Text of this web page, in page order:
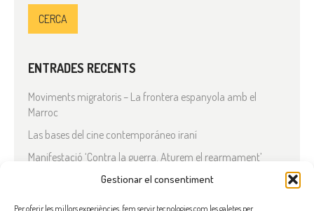
Gestionar el consentiment
Per oferir les millors experiències, fem servir tecnologies com les galetes per
ENTRADES RECENTS
Moviments migratoris – La frontera espanyola amb el
Marroc
Las bases del cine contemporáneo iraní
Manifestació ‘Contra la guerra. Aturem el rearmament’
En solidaritat amb el Líban
Què està passant a l’Iran?